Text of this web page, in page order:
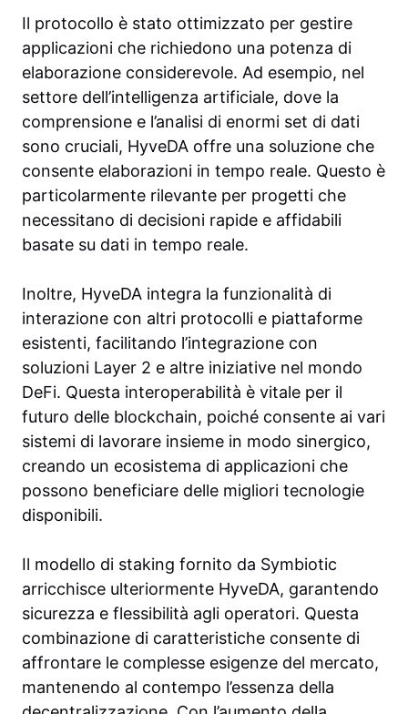
Il protocollo è stato ottimizzato per gestire
applicazioni che richiedono una potenza di
elaborazione considerevole. Ad esempio, nel
settore dell’intelligenza artificiale, dove la
comprensione e l’analisi di enormi set di dati
sono cruciali, HyveDA offre una soluzione che
consente elaborazioni in tempo reale. Questo è
particolarmente rilevante per progetti che
necessitano di decisioni rapide e affidabili
basate su dati in tempo reale.
Inoltre, HyveDA integra la funzionalità di
interazione con altri protocolli e piattaforme
esistenti, facilitando l’integrazione con
soluzioni Layer 2 e altre iniziative nel mondo
DeFi. Questa interoperabilità è vitale per il
futuro delle blockchain, poiché consente ai vari
sistemi di lavorare insieme in modo sinergico,
creando un ecosistema di applicazioni che
possono beneficiare delle migliori tecnologie
disponibili.
Il modello di staking fornito da Symbiotic
arricchisce ulteriormente HyveDA, garantendo
sicurezza e flessibilità agli operatori. Questa
combinazione di caratteristiche consente di
affrontare le complesse esigenze del mercato,
mantenendo al contempo l’essenza della